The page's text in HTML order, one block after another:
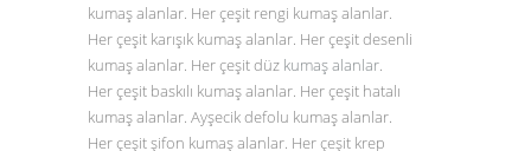
kumaş alanlar. Her çeşit rengi kumaş alanlar.
Her çeşit karışık kumaş alanlar. Her çeşit desenli
kumaş alanlar. Her çeşit düz kumaş alanlar.
Her çeşit baskılı kumaş alanlar. Her çeşit hatalı
kumaş alanlar. Ayşecik defolu kumaş alanlar.
Her çeşit şifon kumaş alanlar. Her çeşit krep